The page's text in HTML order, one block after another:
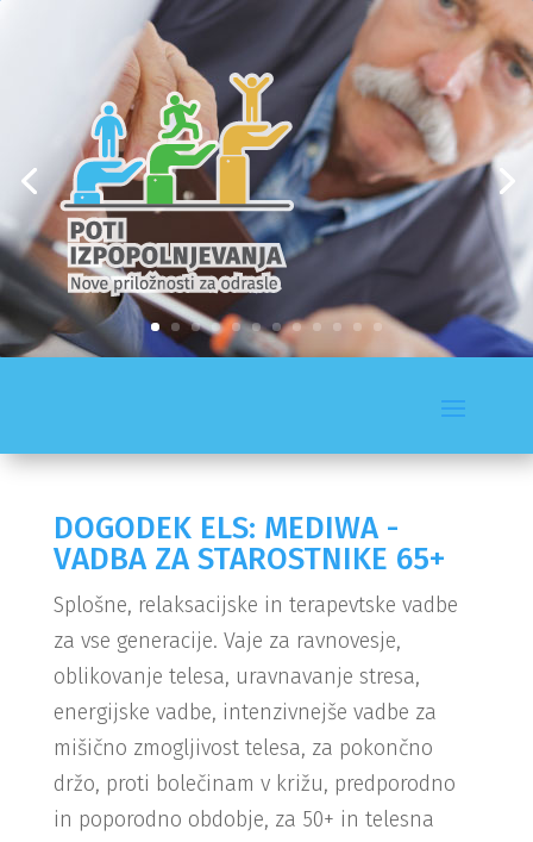
DOGODEK ELS: MEDIWA -
VADBA ZA STAROSTNIKE 65+
Splošne, relaksacijske in terapevtske vadbe
za vse generacije. Vaje za ravnovesje,
oblikovanje telesa, uravnavanje stresa,
energijske vadbe, intenzivnejše vadbe za
mišično zmogljivost telesa, za pokončno
držo, proti bolečinam v križu, predporodno
in poporodno obdobje, za 50+ in telesna